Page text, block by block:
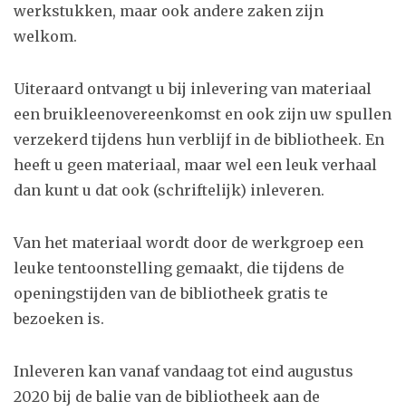
werkstukken, maar ook andere zaken zijn
welkom.
Uiteraard ontvangt u bij inlevering van materiaal
een bruikleenovereenkomst en ook zijn uw spullen
verzekerd tijdens hun verblijf in de bibliotheek. En
heeft u geen materiaal, maar wel een leuk verhaal
dan kunt u dat ook (schriftelijk) inleveren.
Van het materiaal wordt door de werkgroep een
leuke tentoonstelling gemaakt, die tijdens de
openingstijden van de bibliotheek gratis te
bezoeken is.
Inleveren kan vanaf vandaag tot eind augustus
2020 bij de balie van de bibliotheek aan de